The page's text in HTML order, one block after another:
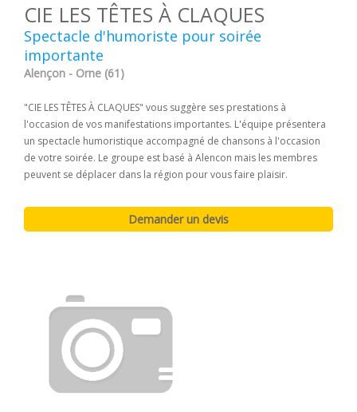
CIE LES TÊTES À CLAQUES
Spectacle d'humoriste pour soirée
importante
Alençon - Orne (61)
"CIE LES TÊTES À CLAQUES" vous suggère ses prestations à
l'occasion de vos manifestations importantes. L'équipe présentera
un spectacle humoristique accompagné de chansons à l'occasion
de votre soirée. Le groupe est basé à Alencon mais les membres
peuvent se déplacer dans la région pour vous faire plaisir.